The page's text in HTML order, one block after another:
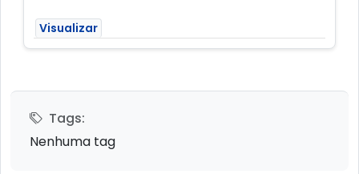
Visualizar
Tags:
Nenhuma tag